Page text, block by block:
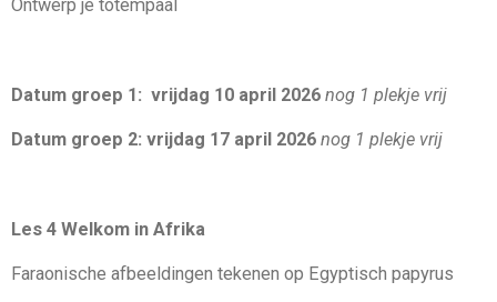
Ontwerp je totempaal
Datum groep 1: vrijdag 10 april 2026 nog 1 plekje vrij
Datum groep 2: vrijdag 17 april 2026 nog 1 plekje vrij
Les 4 Welkom in Afrika
Faraonische afbeeldingen tekenen op Egyptisch papyrus